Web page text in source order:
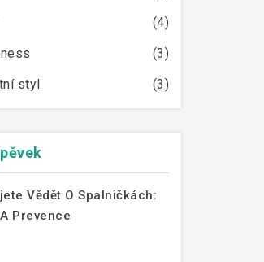
(4)
(3)
styl
(3)
Vědět O Spalničkách:
Prevence